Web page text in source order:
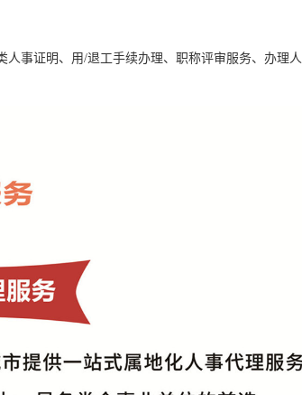
人事证明、用/退工手续办理、职称评审服务、办理